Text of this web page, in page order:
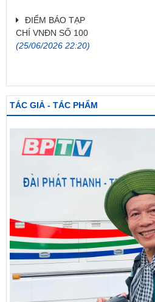
ĐIỂM BÁO TẠP
CHÍ VNĐN SỐ 100
(25/06/2026 22:20)
TÁC GIẢ - TÁC PHẨM